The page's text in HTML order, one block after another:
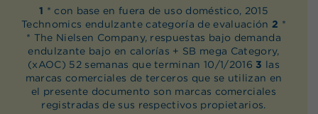
1 * con base en fuera de uso doméstico, 2015
Technomics endulzante categoría de evaluación 2 *
* The Nielsen Company, respuestas bajo demanda
endulzante bajo en calorías + SB mega Category,
(xAOC) 52 semanas que terminan 10/1/2016 3 las
marcas comerciales de terceros que se utilizan en
el presente documento son marcas comerciales
registradas de sus respectivos propietarios.